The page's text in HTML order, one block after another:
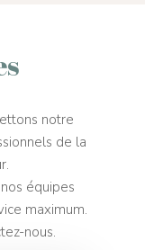
notre
de la
équipes
maximum.
nous.